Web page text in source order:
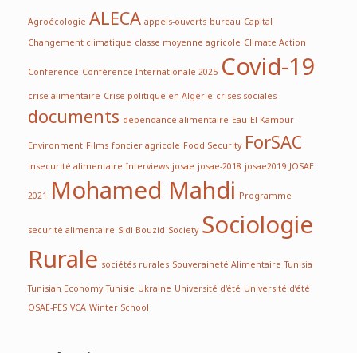
Agroécologie ALECAappels-ouverts bureau Capital
Changement climatique classe moyenne agricole Climate Action
Conference Conférence Internationale 2025 Covid-19
crise alimentaire Crise politique en Algérie crises sociales
documents dépendance alimentaire Eau El Kamour
Environment Filmsfoncier agricole Food Security ForSAC
insecurité alimentaire Interviewsjosae josae-2018 josae2019JOSAE
2021 Mohamed Mahdi Programme
securité alimentaire Sidi Bouzid Society Sociologie
Rurale sociétés rurales Souveraineté Alimentaire Tunisia
Tunisian EconomyTunisie Ukraine Université d'été Université d’été
OSAE-FESVCAWinter School